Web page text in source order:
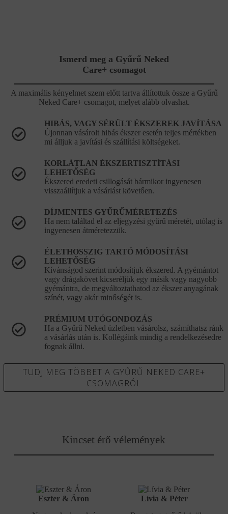
Ismerd meg a Gyűrű Neked
Care+ csomagot
A maximális kényelmet szem előtt tartva állítottuk össze a Gyűrű
Neked Care+ csomagot, melyet alább olvashat.
HIBÁS, VAGY SÉRÜLT ÉKSZEREK JAVÍTÁSA
Újonnan vásárolt hibás ékszer esetén teljes mértékben
mi álljuk a javítási és szállítási költségeket.
KORLÁTLAN ÉKSZERTISZTÍTÁSI
LEHETŐSÉG
Ékszered eredeti csillogását bármikor ingyenesen
visszaállítjuk a vásárlást követően.
DÍJMENTES GYŰRŰMÉRETEZÉS
Ha nem találtad el az eljegyzési gyűrű méretét, utólag is
ingyenesen átméretezzük.
ÉLETHOSSZIG TARTÓ MÓDOSÍTÁSI
LEHETŐSÉG
Kívánságod szerint módosítjuk ékszered. A gyémántot
vagy drágakövet kicseréljük egy másik vagy nagyobb
gyémántra, de megváltoztathatod az ékszer anyagának
színét, vagy akár minőségét is.
PRÉMIUM UTÓGONDOZÁS
Ha a Gyűrű Neked üzletben vásárolsz, számíthatsz ránk
a vásárlás után is. Kollégáink mindig a rendelkezésedre
fognak állni.
TUDJ MEG TÖBBET A GYŰRŰ NEKED CARE+
CSOMAGRÓL
Kincset érő vélemények
Eszter & Áron
Lívia & Péter